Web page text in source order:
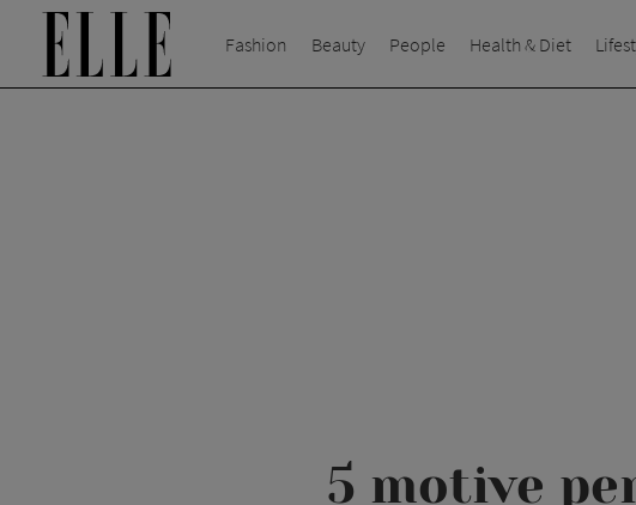
Fashion Beauty People Health & Diet
5 motive